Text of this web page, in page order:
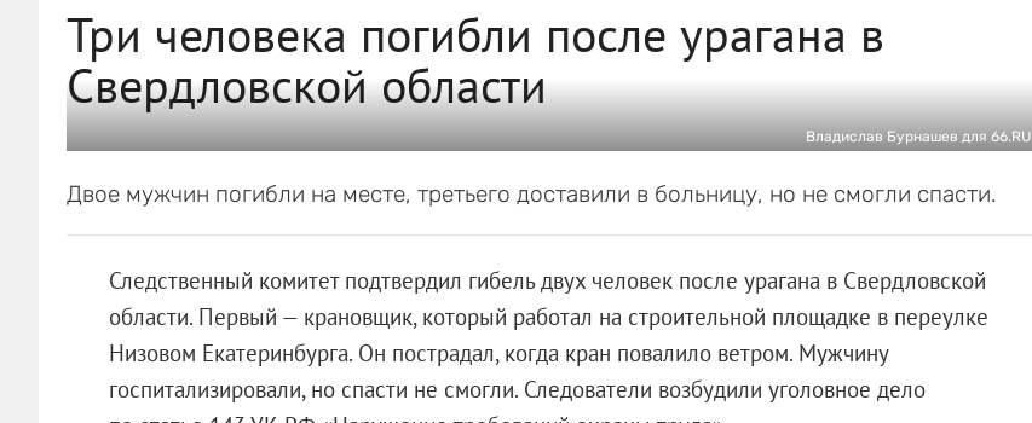
Три человека погибли после урагана в
Свердловской области
Владислав Бурнашев для 66.RU
Двое мужчин погибли на месте, третьего доставили в больницу, но не смогли спасти.
Следственный комитет подтвердил гибель двух человек после урагана в Свердловской
области. Первый — крановщик, который работал на строительной площадке в переулке
Низовом Екатеринбурга. Он пострадал, когда кран повалило ветром. Мужчину
госпитализировали, но спасти не смогли. Следователи возбудили уголовное дело